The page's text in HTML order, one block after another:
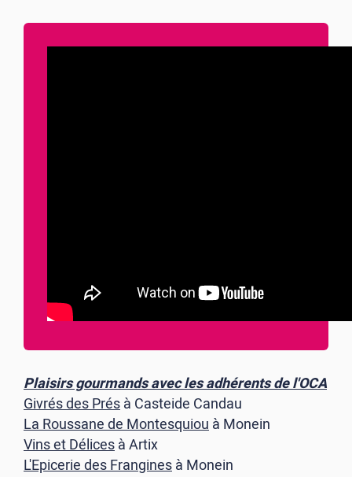
Plaisirs gourmands avec les adhérents de l'OCA
Givrés des Présà Casteide Candau
La Roussane de Montesquiouà Monein
Vins et Délicesà Artix
L'Epicerie des Franginesà Monein